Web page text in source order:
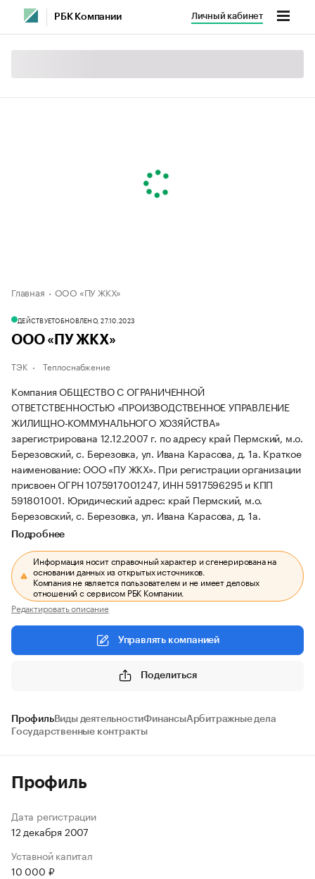
РБК Компании Личный кабинет
Главная ООО «ПУ ЖКХ»
ДЕЙСТВУЕТОБНОВЛЕНО, 27.10.2023
ООО «ПУ ЖКХ»
ТЭК Теплоснабжение
Компания ОБЩЕСТВО С ОГРАНИЧЕННОЙ
ОТВЕТСТВЕННОСТЬЮ «ПРОИЗВОДСТВЕННОЕ УПРАВЛЕНИЕ
ЖИЛИЩНО-КОММУНАЛЬНОГО ХОЗЯЙСТВА»
зарегистрирована 12.12.2007 г. по адресу край Пермский, м.о.
Березовский, с. Березовка, ул. Ивана Карасова, д. 1а. Краткое
наименование: ООО «ПУ ЖКХ». При регистрации организации
присвоен ОГРН 1075917001247, ИНН 5917596295 и КПП
591801001. Юридический адрес: край Пермский, м.о.
Березовский, с. Березовка, ул. Ивана Карасова, д. 1а.
Подробнее
Информация носит справочный характер и сгенерирована на
основании данных из открытых источников.
Компания не является пользователем и не имеет деловых
отношений с сервисом РБК Компании.
Редактировать описание
Управлять компанией
Поделиться
ПрофильВиды деятельностиФинансыАрбитражные дела
Государственные контракты
Профиль
Дата регистрации
12 декабря 2007
Уставной капитал
10 000 ₽